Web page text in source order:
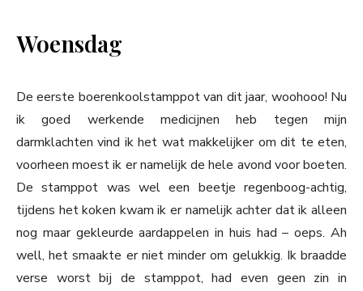
Woensdag
De eerste boerenkoolstamppot van dit jaar, woohooo! Nu
ik goed werkende medicijnen heb tegen mijn
darmklachten vind ik het wat makkelijker om dit te eten,
voorheen moest ik er namelijk de hele avond voor boeten.
De stamppot was wel een beetje regenboog-achtig,
tijdens het koken kwam ik er namelijk achter dat ik alleen
nog maar gekleurde aardappelen in huis had – oeps. Ah
well, het smaakte er niet minder om gelukkig. Ik braadde
verse worst bij de stamppot, had even geen zin in